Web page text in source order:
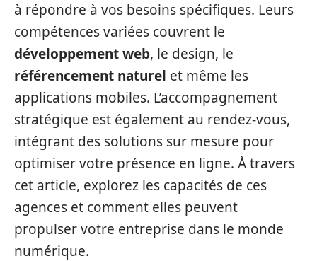
à répondre à vos besoins spécifiques. Leurs
compétences variées couvrent le
développement web, le design, le
référencement naturel et même les
applications mobiles. L’accompagnement
stratégique est également au rendez-vous,
intégrant des solutions sur mesure pour
optimiser votre présence en ligne. À travers
cet article, explorez les capacités de ces
agences et comment elles peuvent
propulser votre entreprise dans le monde
numérique.